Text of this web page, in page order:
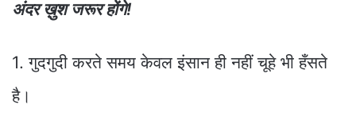
अंदर ख़ुश जरूर होंगे!
1. गुदगुदी करते समय केवल इंसान ही नहीं चूहे भी हँसते
है।